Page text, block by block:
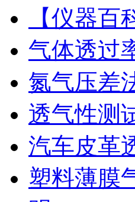
【仪器
气体透过
氮气压差
透气性测
汽车皮革
塑料薄膜